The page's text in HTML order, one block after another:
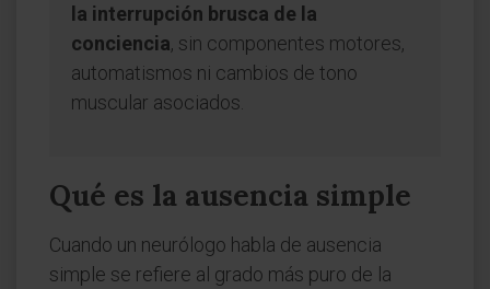
la interrupción brusca de la
conciencia, sin componentes motores,
automatismos ni cambios de tono
muscular asociados.
Qué es la ausencia simple
Cuando un neurólogo habla de ausencia
simple se refiere al grado más puro de la